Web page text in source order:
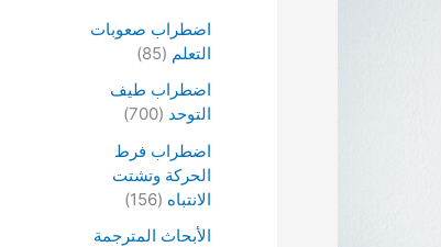
اضطراب صعوبات
التعلم (85)
اضطراب طيف
التوحد (700)
اضطراب فرط
الحركة وتشتت
الانتباه (156)
الأبحاث المترجمة